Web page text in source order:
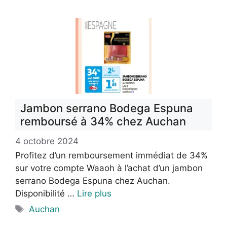
Jambon serrano Bodega Espuna
remboursé à 34% chez Auchan
4 octobre 2024
Profitez d’un remboursement immédiat de 34%
sur votre compte Waaoh à l’achat d’un jambon
serrano Bodega Espuna chez Auchan.
Disponibilité … Lire plus
Étiquettes
Auchan